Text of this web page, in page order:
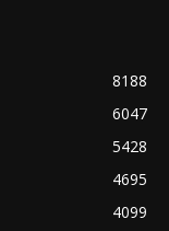
8188
6047
5428
4695
4099